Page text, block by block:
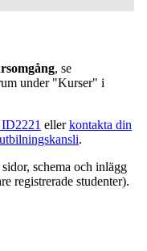
, se
under "Kurser" i
ellerkontakta din
.
schema och inlägg
registrerade studenter).